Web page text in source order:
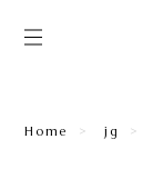
Home jg